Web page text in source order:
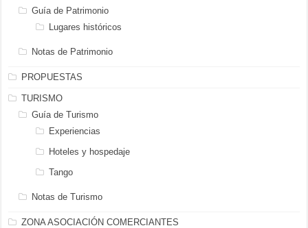
Guía de Patrimonio
Lugares históricos
Notas de Patrimonio
PROPUESTAS
TURISMO
Guía de Turismo
Experiencias
Hoteles y hospedaje
Tango
Notas de Turismo
ZONA ASOCIACIÓN COMERCIANTES